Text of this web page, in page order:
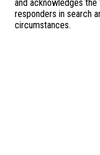
and acknowledges
responders in search
circumstances.